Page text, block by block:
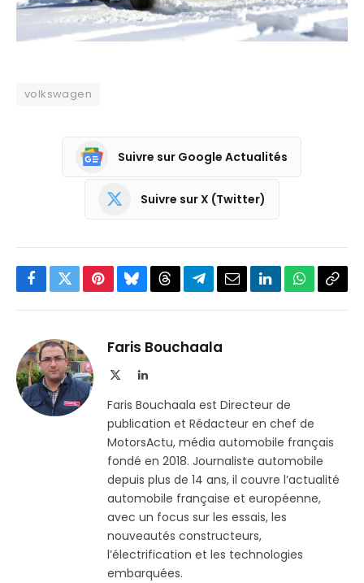
volkswagen
Suivre sur Google Actualités
Suivre sur X (Twitter)
Facebook
TwitterPinterestBlueskyThreadsPartager
Telegram
EmailLinkedInWhatsApp
Faris Bouchaala
LinkedIn
Faris Bouchaala est Directeur de
publication et Rédacteur en chef de
MotorsActu, média automobile français
fondé en 2018. Journaliste automobile
depuis plus de 14 ans, il couvre l’actualité
automobile française et européenne,
avec un focus sur les essais, les
nouveautés constructeurs,
l’électrification et les technologies
embarquées.